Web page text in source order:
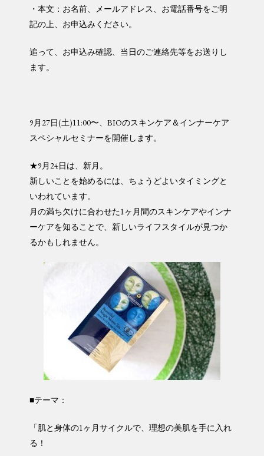
・本文：お名前、メールアドレス、お電話番号をご明
記の上、お申込みください。
追って、お申込み確認、当日のご連絡先等をお送りし
ます。
9月27日(土)11:00〜、BIOのスキンケア＆インナーケア
スペシャルセミナーを開催します。
★9月24日は、新月。
新しいことを始めるには、ちょうどよいタイミングと
いわれています。
月の満ち欠けに合わせた1ヶ月間のスキンケアやインナ
ーケアを知ることで、新しいライフスタイルが見つか
るかもしれません。
■テーマ：
「肌と身体の1ヶ月サイクルで、理想の美肌を手に入れ
る！